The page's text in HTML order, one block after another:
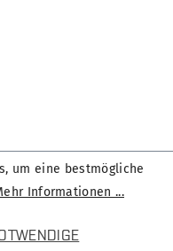
um eine bestmögliche
Informationen ...